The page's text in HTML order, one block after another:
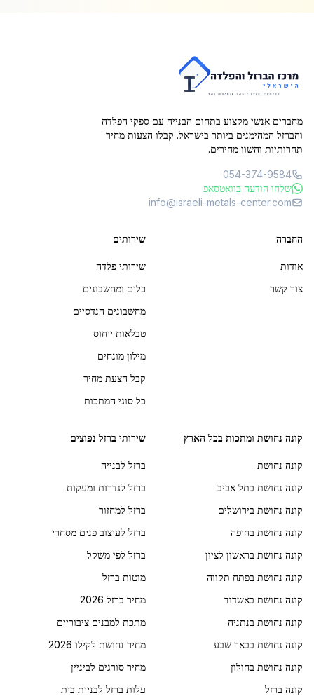
מחברים אנשי מקצוע בתחום הבנייה עם ספקי הפלדה
והברזל המהימנים ביותר בישראל. קבלו הצעות מחיר
תחרותיות והשוו מחירים.
054-374-9584
שלחו הודעה בוואטסאפ
info@israeli-metals-center.com
החברה
אודות
צור קשר
שירותים
שירותי פלדה
כלים ומחשבונים
מחשבונים הנדסיים
טבלאות ייחוס
מילון מונחים
קבל הצעת מחיר
כל סוגי המתכות
קונה נחושת ומתכות בכל הארץ
קונה נחושת
קונה נחושת בתל אביב
קונה נחושת בירושלים
קונה נחושת בחיפה
קונה נחושת בראשון לציון
קונה נחושת בפתח תקווה
קונה נחושת באשדוד
קונה נחושת בנתניה
קונה נחושת בבאר שבע
קונה נחושת בחולון
קונה ברזל
שירותי ברזל נפוצים
ברזל לבנייה
ברזל לגדרות ומעקות
ברזל למחזור
ברזל לעיצוב פנים מסחרי
ברזל לפי משקל
מוטות ברזל
מחיר ברזל 2026
מתכת למבנים ציבוריים
מחיר נחושת לקילו 2026
מחיר סורגים לביניין
עלות ברזל לבניית בית